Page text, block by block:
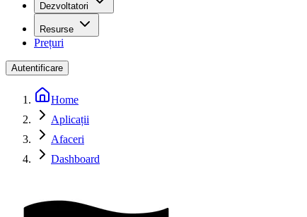
Dezvoltatori
Resurse
Prețuri
Autentificare
Home
Aplicații
Afaceri
Dashboard